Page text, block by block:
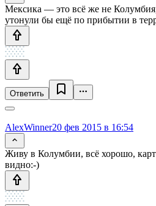
Мексика — это всё же не
утонули бы ещё по прибытии в
Ответить
AlexWinner20 фев 2015 в 16:54
Живу в Колумбии, всё хорошо,
видно:-)